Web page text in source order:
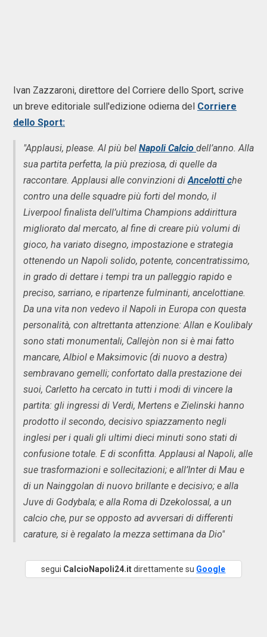
Ivan Zazzaroni, direttore del Corriere dello Sport, scrive
un breve editoriale sull'edizione odierna del Corriere
dello Sport:
"Applausi, please. Al più bel Napoli Calcio dell’anno. Alla
sua partita perfetta, la più preziosa, di quelle da
raccontare. Applausi alle convinzioni diAncelotti che
contro una delle squadre più forti del mondo, il
Liverpool finalista dell’ultima Champions addirittura
migliorato dal mercato, al fine di creare più volumi di
gioco, ha variato disegno, impostazione e strategia
ottenendo un Napoli solido, potente, concentratissimo,
in grado di dettare i tempi tra un palleggio rapido e
preciso, sarriano, e ripartenze fulminanti, ancelottiane.
Da una vita non vedevo il Napoli in Europa con questa
personalità, con altrettanta attenzione: Allan e Koulibaly
sono stati monumentali, Callejòn non si è mai fatto
mancare, Albiol e Maksimovic (di nuovo a destra)
sembravano gemelli; confortato dalla prestazione dei
suoi, Carletto ha cercato in tutti i modi di vincere la
partita: gli ingressi di Verdi, Mertens e Zielinski hanno
prodotto il secondo, decisivo spiazzamento negli
inglesi per i quali gli ultimi dieci minuti sono stati di
confusione totale. E di sconfitta. Applausi al Napoli, alle
sue trasformazioni e sollecitazioni; e all’Inter di Mau e
di un Nainggolan di nuovo brillante e decisivo; e alla
Juve di Godybala; e alla Roma di Dzekolossal, a un
calcio che, pur se opposto ad avversari di differenti
carature, si è regalato la mezza settimana da Dio"
segui CalcioNapoli24.itdirettamente su Google